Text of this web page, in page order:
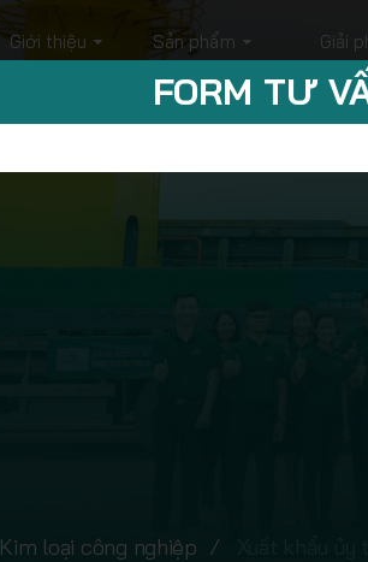
Giới thiệu Sản phẩm Giải
Kim loại công nghiệp
FORM TƯ